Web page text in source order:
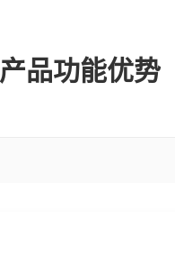
品功能优势